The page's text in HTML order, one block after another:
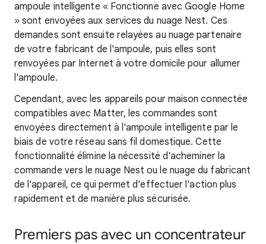
ampoule intelligente « Fonctionne avec Google Home
» sont envoyées aux services du nuage Nest. Ces
demandes sont ensuite relayées au nuage partenaire
de votre fabricant de l'ampoule, puis elles sont
renvoyées par Internet à votre domicile pour allumer
l'ampoule.
Cependant, avec les appareils pour maison connectée
compatibles avec Matter, les commandes sont
envoyées directement à l'ampoule intelligente par le
biais de votre réseau sans fil domestique. Cette
fonctionnalité élimine la nécessité d'acheminer la
commande vers le nuage Nest ou le nuage du fabricant
de l'appareil, ce qui permet d'effectuer l'action plus
rapidement et de manière plus sécurisée.
Premiers pas avec un concentrateur